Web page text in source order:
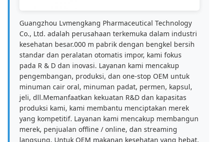
Guangzhou Lvmengkang Pharmaceutical Technology
Co., Ltd. adalah perusahaan terkemuka dalam industri
kesehatan besar.000 m pabrik dengan bengkel bersih
standar dan peralatan otomatis impor, kami fokus
pada R & D dan inovasi. Layanan kami mencakup
pengembangan, produksi, dan one-stop OEM untuk
minuman cair oral, minuman padat, permen, kapsul,
jeli, dll.Memanfaatkan kekuatan R&D dan kapasitas
produksi kami, kami membantu menciptakan merek
yang kompetitif. Layanan kami mencakup membangun
merek, penjualan offline / online, dan streaming
langsung. Untuk OEM makanan kesehatan yang hebat,